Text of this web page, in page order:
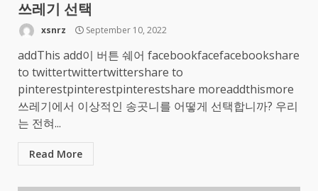
쓰레기 선택
xsnrz September 10, 2022
addThis add이 버튼 쉐어 facebookfacefacebookshare
to twittertwittertwittershare to
pinterestpinterestpinterestshare moreaddthismore
쓰레기에서 이상적인 송곳니를 어떻게 선택합니까? 우리
는 전혀...
Read More